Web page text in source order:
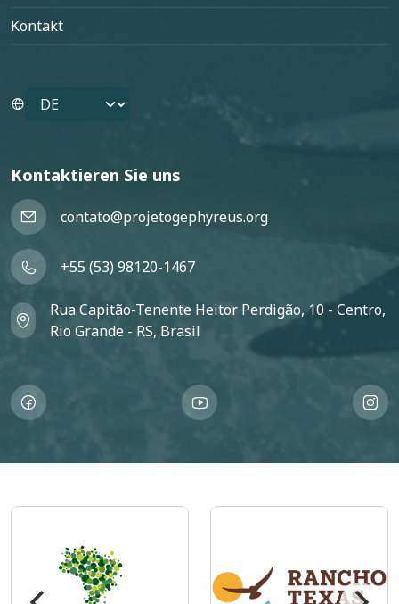
Kontakt
Select your language
Kontaktieren Sie uns
contato@projetogephyreus.org
+55 (53) 98120-1467
Rua Capitão-Tenente Heitor Perdigão, 10 - Centro,
Rio Grande - RS, Brasil
Imagem Imagem